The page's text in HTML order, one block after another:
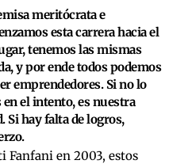
meritócrata e
esta carrera hacia el
tenemos las mismas
y por ende todos podemos
emprendedores. Si no lo
el intento, es nuestra
Si hay falta de logros,
Fanfani en 2003, estos